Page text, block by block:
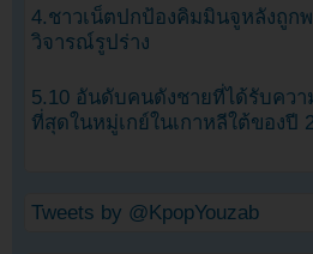
4.ชาวเน็ตปกป้องคิมมินจูหลังถูกพ
วิจารณ์รูปร่าง
5.10 อันดับคนดังชายที่ได้รับคว
ที่สุดในหมู่เกย์ในเกาหลีใต้ของปี
Tweets by @KpopYouzab